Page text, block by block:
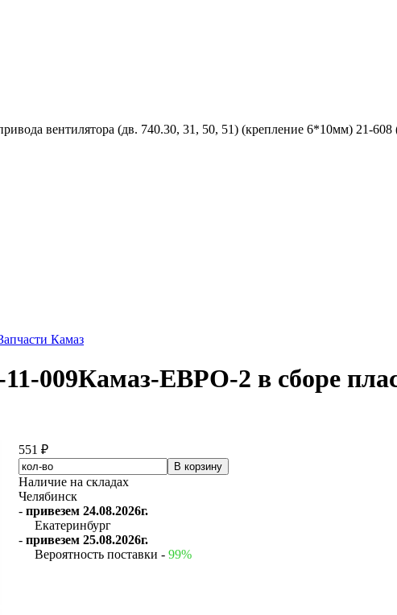
вентилятора (дв. 740.30, 31, 50, 51) (крепление 6*10мм) 21-
Камаз
009Камаз-ЕВРО-2 в сборе
551 ₽
Наличие на складах
Челябинск
- привезем 24.08.2026г.
Екатеринбург
- привезем 25.08.2026г.
Вероятность поставки - 99%